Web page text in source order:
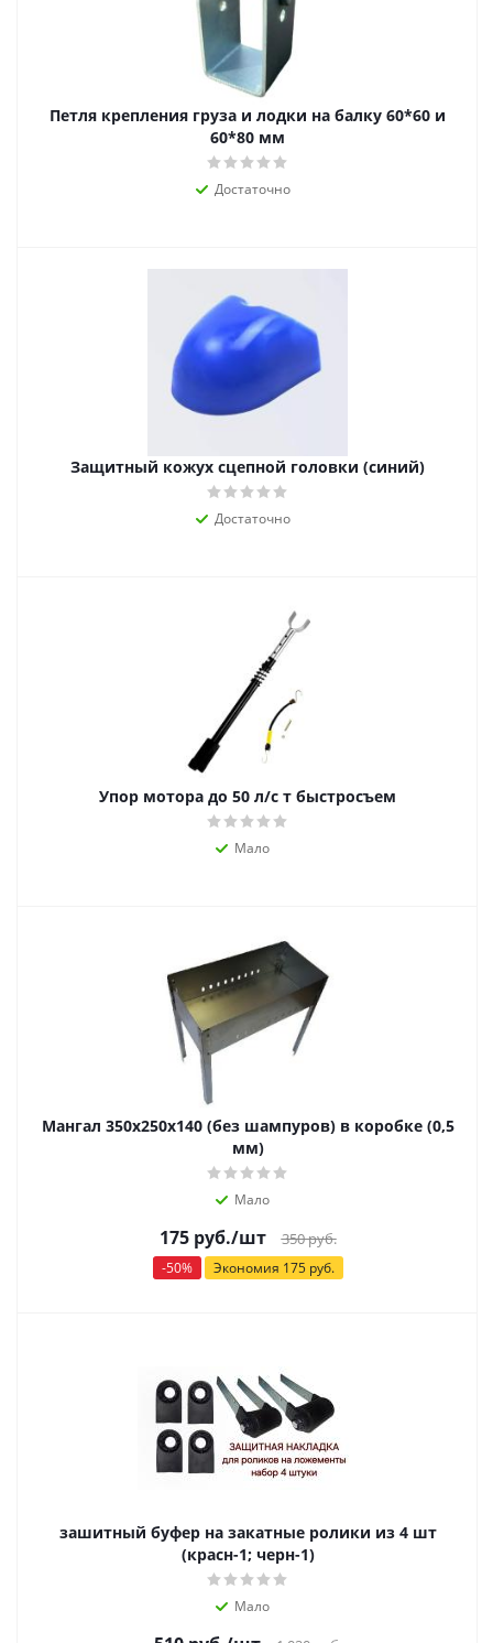
Петля крепления груза и лодки на балку 60*60 и
60*80 мм
Достаточно
Защитный кожух сцепной головки (синий)
Достаточно
Упор мотора до 50 л/с т быстросъем
Мало
Мангал 350х250х140 (без шампуров) в коробке (0,5
мм)
Мало
175руб./шт 350руб.
-50% Экономия 175руб.
зашитный буфер на закатные ролики из 4 шт
(красн-1; черн-1)
Мало